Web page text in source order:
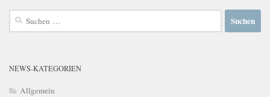
Suchen
NEWS-KATEGORIEN
Allgemein